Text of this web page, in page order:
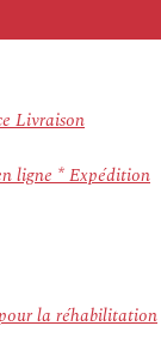
Livraison
ligne * Expédition
la réhabilitation